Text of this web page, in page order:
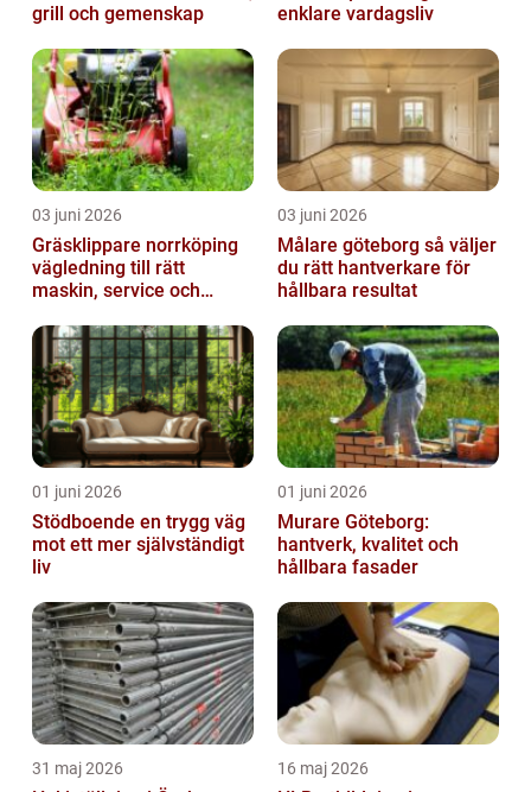
grill och gemenskap
enklare vardagsliv
03 juni 2026
Gräsklippare norrköping
vägledning till rätt
maskin, service och
03 juni 2026
Målare göteborg så väljer
du rätt hantverkare för
hållbara resultat
01 juni 2026
Stödboende en trygg väg
mot ett mer självständigt
liv
01 juni 2026
Murare Göteborg:
hantverk, kvalitet och
hållbara fasader
31 maj 2026 16 maj 2026